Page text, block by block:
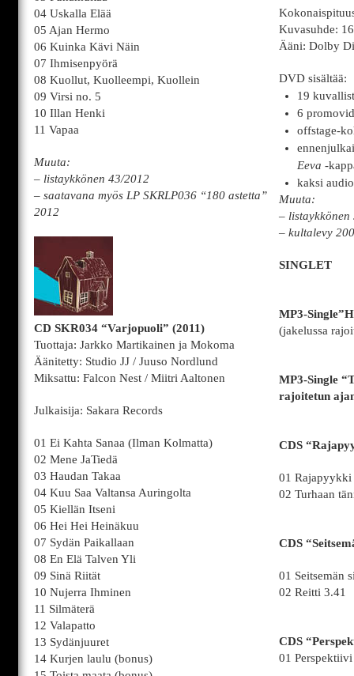
04 Uskalla Elää
05 Ajan Hermo
06 Kuinka Kävi Näin
07 Ihmisenpyörä
08 Kuollut, Kuolleempi, Kuollein
09 Virsi no. 5
10 Illan Henki
11 Vapaa
Muuta:
– listaykkönen 43/2012
– saatavana myös LP SKRLP036 “180 astetta”
2012
CD SKR034 “Varjopuoli” (2011)
Tuottaja: Jarkko Martikainen ja Mokoma
Äänitetty: Studio JJ / Juuso Nordlund
Miksattu: Falcon Nest / Miitri Aaltonen
Julkaisija: Sakara Records
01 Ei Kahta Sanaa (Ilman Kolmatta)
02 Mene JaTiedä
03 Haudan Takaa
04 Kuu Saa Valtansa Auringolta
05 Kiellän Itseni
06 Hei Hei Heinäkuu
07 Sydän Paikallaan
08 En Elä Talven Yli
09 Sinä Riität
10 Nujerra Ihminen
11 Silmäterä
12 Valapatto
13 Sydänjuuret
14 Kurjen laulu (bonus)
Kuvasuhde:
Ääni: Dolby
DVD sisältää:
19
6
offstage-
Eeva -
kaksi
Muuta:
–
– kultalevy
SINGLET
MP3-
(jakelussa
MP3-Single
rajoitetun
CDS
01 Rajapyykki
02 Turhaan
CDS
01 Seitsemän
02 Reitti 3.41
CDS
01